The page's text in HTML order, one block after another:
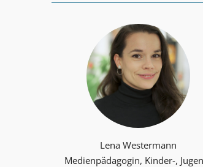
Lena Westermann
Medienpädagogin, Kinder-,